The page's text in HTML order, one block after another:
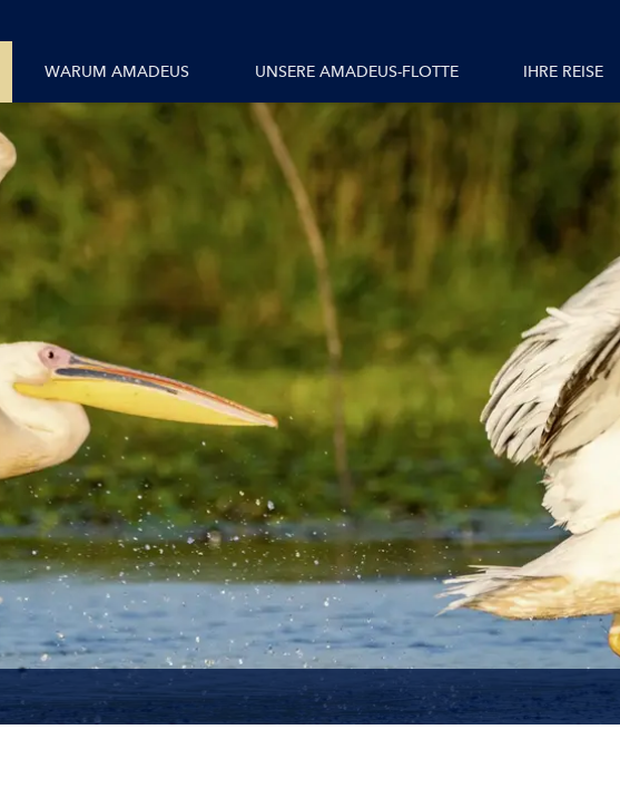
WARUM AMADEUS UNSERE AMADEUS-FLOTTE IHRE REISE